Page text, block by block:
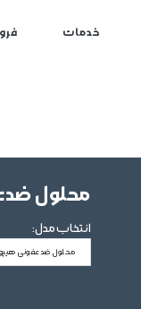
خدمات
محلول
انتخاب مدل:
محلول ضدعفونی